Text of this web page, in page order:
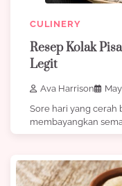
CULINERY
Resep Kolak
Legit
Ava Harrison
Sore hari yang cerah
membayangkan